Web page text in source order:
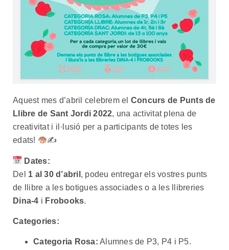
Aquest mes d’abril celebrem el Concurs de Punts de
Llibre de Sant Jordi 2022, una activitat plena de
creativitat i il·lusió per a participants de totes les
edats!
✍
Dates:
Del 1 al 30 d’abril , podeu entregar els vostres punts
de llibre a les botigues associades o a les llibreries
Dina-4 i Frobooks.
Categories:
Categoria Rosa: Alumnes de P3, P4 i P5.